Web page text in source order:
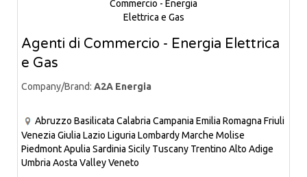
Agenti di Commercio - Energia Elettrica
e Gas
Company/Brand: A2A Energia
Abruzzo Basilicata Calabria Campania Emilia Romagna Friuli
Venezia Giulia Lazio Liguria LombardyMarche Molise
PiedmontApulia Sardinia Sicily Tuscany Trentino Alto Adige
Umbria Aosta ValleyVeneto